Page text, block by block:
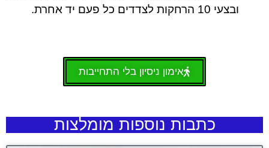
ובצעי 10 הרחקות לצדדים כל פעם יד אחרת.
אימון ניסיון בלי התחייבות
כתבות נוספות מומלצות